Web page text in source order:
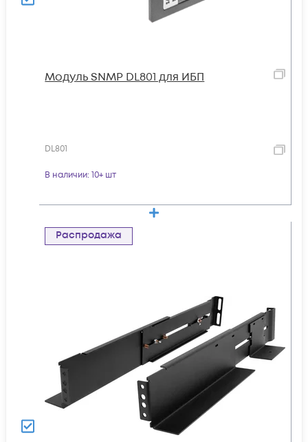
Модуль SNMP DL801 для ИБП
DL801
В наличии: 10+ шт
Распродажа